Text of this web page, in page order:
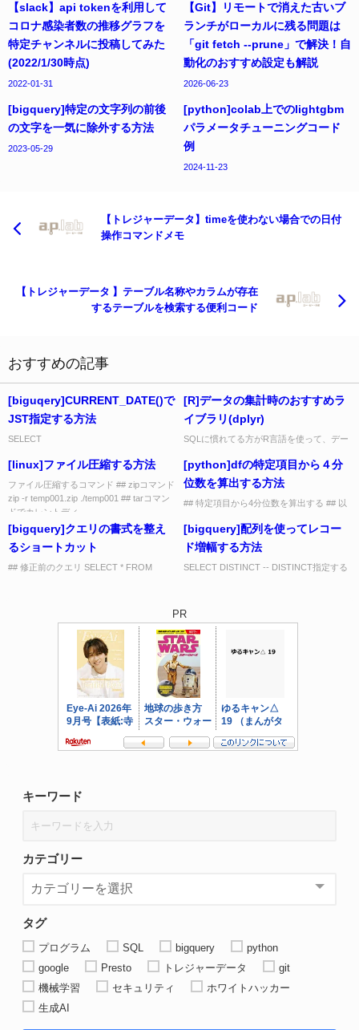
【slack】api tokenを利用して
コロナ感染者数の推移グラフを
特定チャンネルに投稿してみた
(2022/1/30時点)
2022-01-31
【Git】リモートで消えた古いブ
ランチがローカルに残る問題は
「git fetch --prune」で解決！自
動化のおすすめ設定も解説
2026-06-23
[bigquery]特定の文字列の前後
の文字を一気に除外する方法
2023-05-29
[python]colab上でのlightgbm
パラメータチューニングコード
例
2024-11-23
【トレジャーデータ】timeを使わない場合での日付
操作コマンドメモ
【トレジャーデータ 】テーブル名称やカラムが存在
するテーブルを検索する便利コード
おすすめの記事
[biguqery]CURRENT_DATE()で
JST指定する方法
SELECT
INTERVAL 1 DAY)...
[R]データの集計時のおすすめラ
イブラリ(dplyr)
SQLに慣れてる方がR言語を使って、デー
qiitaのブログで詳しく書いてる方がいたの
でリンクのみ↓...
[linux]ファイル圧縮する方法
ファイル圧縮するコマンド ## zipコマンド
zip -r temp001.zip ./temp001 ## tarコマン
ドでカレントディ...
[python]dfの特定項目から４分
位数を算出する方法
## 特定項目から4分位数を算出する ## 以
100%の値を算出する df.quan...
[bigquery]クエリの書式を整え
るショートカット
## 修正前のクエリ SELECT * FROM
[bigquery]配列を使ってレコー
ド増幅する方法
SELECT DISTINCT -- DISTINCT指定する
PR
キーワード
カテゴリー
タグ
プログラム SQL bigquery
python
google
Presto トレジャーデータ
git
機械学習
セキュリティ
ホワイトハッカー
生成AI